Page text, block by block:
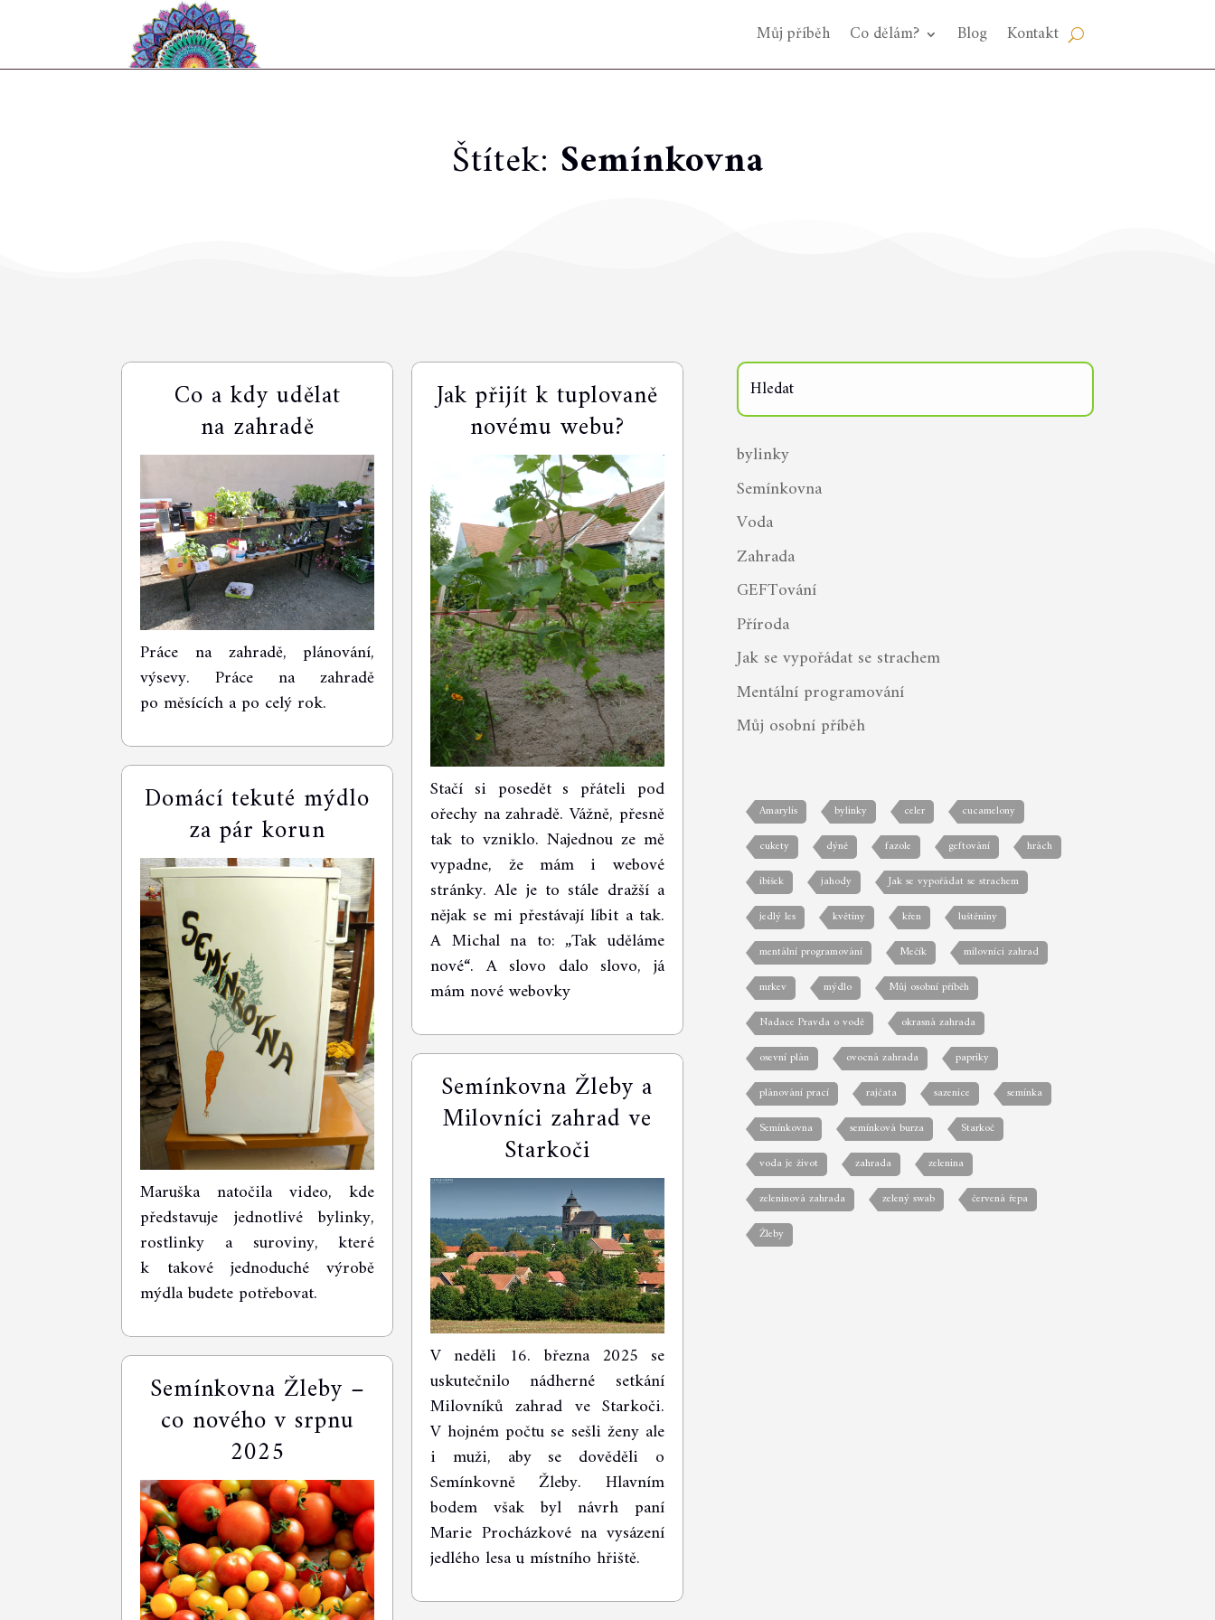
Můj příběh Co dělám? Blog Kontakt
Štítek: Semínkovna
Co a kdy udělat
na zahradě
Práce na zahradě, plánování,
výsevy. Práce na zahradě
po měsících a po celý rok.
Jak přijít k tuplovaně
novému webu?
Stačí si posedět s přáteli pod
ořechy na zahradě. Vážně, přesně
tak to vzniklo. Najednou ze mě
vypadne, že mám i webové
stránky. Ale je to stále dražší a
nějak se mi přestávají líbit a tak.
A Michal na to: „Tak uděláme
nové“. A slovo dalo slovo, já
mám nové webovky
Domácí tekuté mýdlo
za pár korun
Maruška natočila video, kde
představuje jednotlivé bylinky,
rostlinky a suroviny, které
k takové jednoduché výrobě
mýdla budete potřebovat.
Semínkovna Žleby a
Milovníci zahrad ve
Starkoči
V neděli 16. března 2025 se
uskutečnilo nádherné setkání
Milovníků zahrad ve Starkoči.
V hojném počtu se sešli ženy ale
i muži, aby se dověděli o
Semínkovně Žleby. Hlavním
bodem však byl návrh paní
Marie Procházkové na vysázení
jedlého lesa u místního hřiště.
Semínkovna Žleby –
co nového v srpnu
2025
bylinky
Semínkovna
Voda
Zahrada
GEFTování
Příroda
Jak se vypořádat se strachem
Mentální programování
Můj osobní příběh
Amarylis bylinky celer
cucamelony
cukety
dýně fazole geftování
hrách
ibišek
jahody
Jak se vypořádat se strachem
jedlý les
květiny křen
luštěniny
mentální programování
Mečík
milovníci zahrad
mrkev
mýdlo
Můj osobní příběh
Nadace Pravda o vodě
okrasná zahrada
osevní plán
ovocná zahrada
papriky
plánování prací
rajčata sazenice
semínka
Semínkovna
semínková burza
Starkoč
voda je život
zahrada
zelenina
zeleninová zahrada
zelený swab
červená řepa
Žleby